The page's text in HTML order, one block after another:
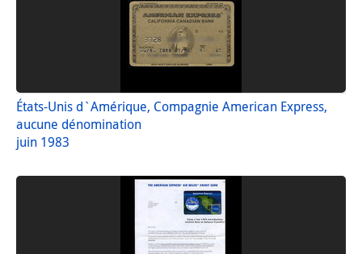
États-Unis d`Amérique, Compagnie American Express,
aucune dénomination
juin 1983